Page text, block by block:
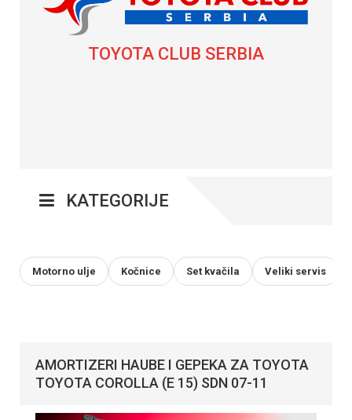
TOYOTA CLUB SERBIA
KATEGORIJE
Motorno ulje Kočnice Set kvačila Veliki servis
AMORTIZERI HAUBE I GEPEKA ZA TOYOTA
TOYOTA COROLLA (E 15) SDN 07-11